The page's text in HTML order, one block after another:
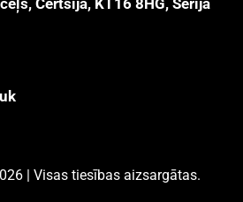
Čērtsija, KT16 8HG, Sērija
| Visas tiesības aizsargātas.